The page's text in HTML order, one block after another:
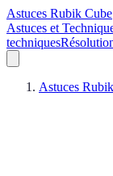
Astuces Rubik Cube
Astuces et
techniques
Astuces